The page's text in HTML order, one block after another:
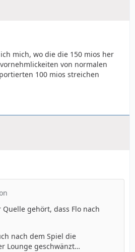
mich, wo die die 150 mios her
von normalen
100 mios streichen
gehört, dass Flo nach
nach dem Spiel die
Lounge geschwänzt…